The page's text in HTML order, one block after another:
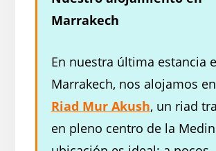
Marrakech
En nuestra última estancia
Marrakech, nos alojamos
Riad Mur Akush, un riad
en pleno centro de la